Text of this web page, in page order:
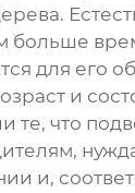
больше
для его
и
те, что
и,